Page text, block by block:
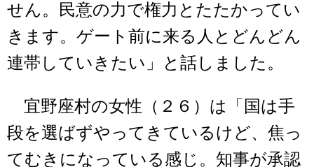
せん。民意の力で権力とたたかってい
きます。ゲート前に来る人とどんどん
連帯していきたい」と話しました。
宜野座村の女性（２６）は「国は手
段を選ばずやってきているけど、焦っ
てむきになっている感じ。知事が承認